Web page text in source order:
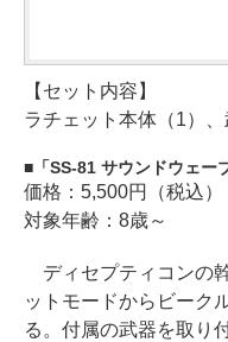
【セット内容】
ラチェット本体（1）
「SS-81 サウンドウェー
価格：5,500円（税込）
対象年齢：8歳～
ディセプティコンの
ットモードからビーク
る。付属の武器を取り